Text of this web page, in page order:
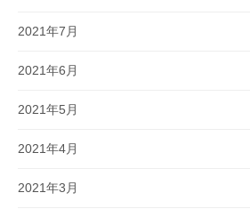
2021年7月
2021年6月
2021年5月
2021年4月
2021年3月